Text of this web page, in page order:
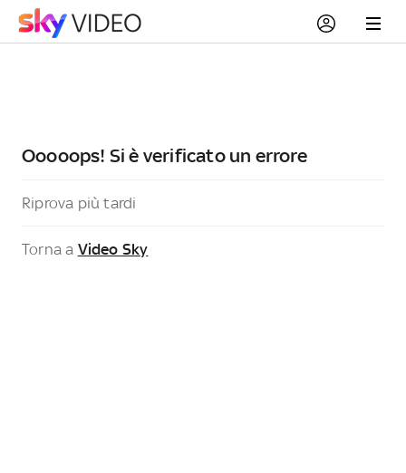
Ooooops! Si è verificato un errore
Riprova più tardi
Torna a Video Sky